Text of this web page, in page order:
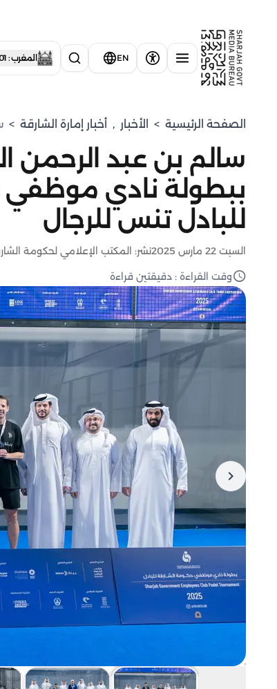
EN المغرب : 7:01 مساءً
الصفحة الرئيسية > الأخبار , أخبار إمارة الشارقة >
سالم بن عبد الرحمن
ببطولة نادي موظفي
للبادل تنس للرجال
السبت 22 مارس 2025 نشر: المكتب الإعلامي لحكومة
وقت القراءة : دقيقتين قراءة